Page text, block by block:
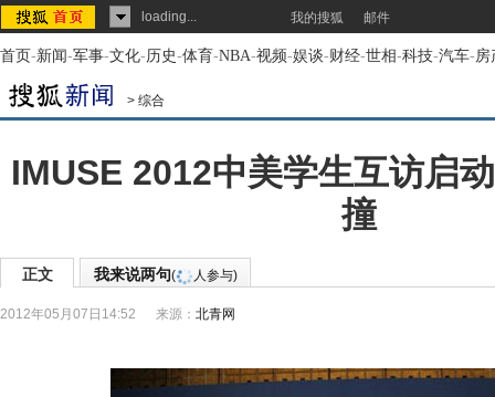
loading... 我的搜狐 邮件
首页-新闻-军事-文化-历史-体育-NBA-视频-娱谈-财经-世相-科技-汽车-房
> 综合
IMUSE 2012中美学生互访启
撞
正文 我来说两句( 人参与)
2012年05月07日14:52 来源： 北青网